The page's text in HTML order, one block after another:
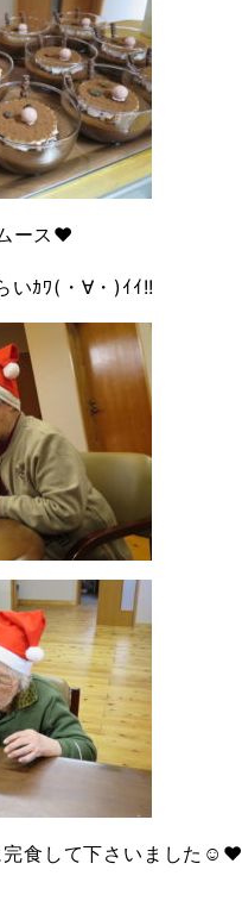
ース♥
いｶﾜ(・∀・)ｲｲ!!
完食して下さいました☺♥